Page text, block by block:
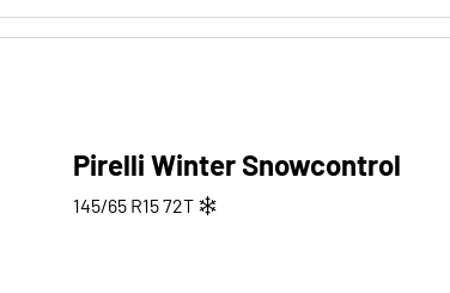
Pirelli Winter Snowcontrol
145/65 R1572T